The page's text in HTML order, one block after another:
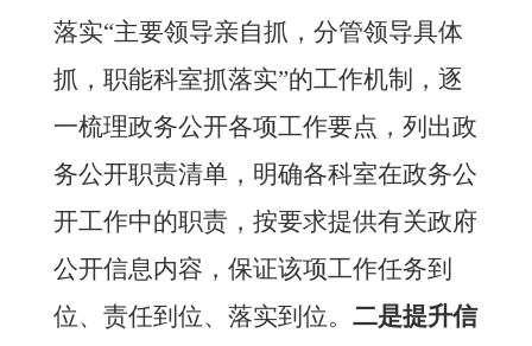
落实“主要领导亲自抓，分管领导具体
抓，职能科室抓落实”的工作机制，逐
一梳理政务公开各项工作要点，列出政
务公开职责清单，明确各科室在政务公
开工作中的职责，按要求提供有关政府
公开信息内容，保证该项工作任务到
位、责任到位、落实到位。 二是提升信